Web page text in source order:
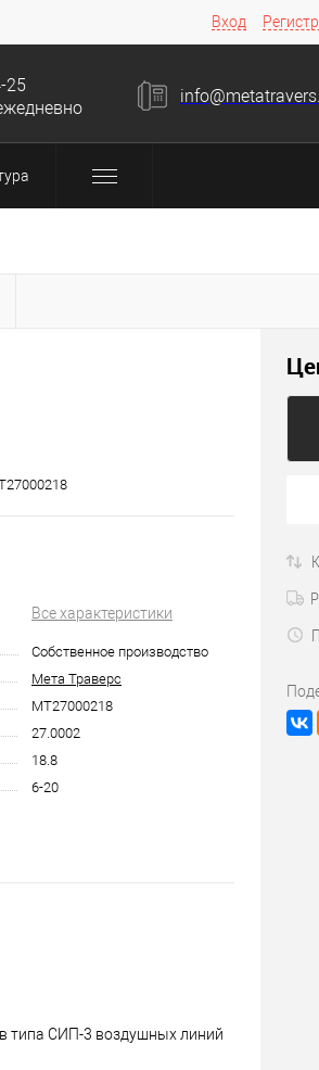
Вход
25
Все характеристики
Собственное производство
Мета Траверс
МТ27000218
27.0002
18.8
6-20
типа СИП-3 воздушных линий